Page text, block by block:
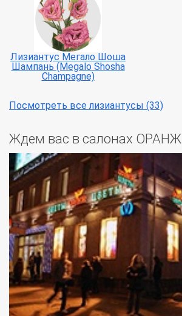
Лизиантус Мегало Шоша
Шампань (Megalo Shosha
Champagne)
Посмотреть все лизиантусы (33)
Ждем вас в салонах ОРАНЖ